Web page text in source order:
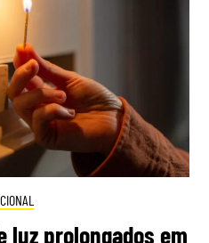
luz prolongados em